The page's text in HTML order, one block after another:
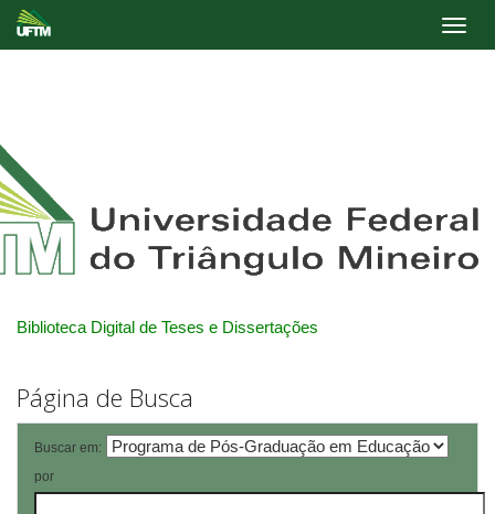
Biblioteca Digital de Teses e Dissertações
Página de Busca
Buscar em:
por